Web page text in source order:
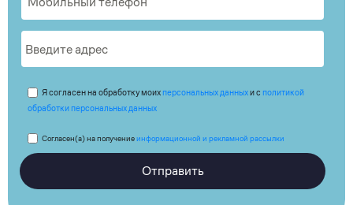
Я согласен на обработку моих персональных данныхи с политикой
обработки персональных данных
Согласен(а) на получениеинформационной и рекламной рассылки
Отправить